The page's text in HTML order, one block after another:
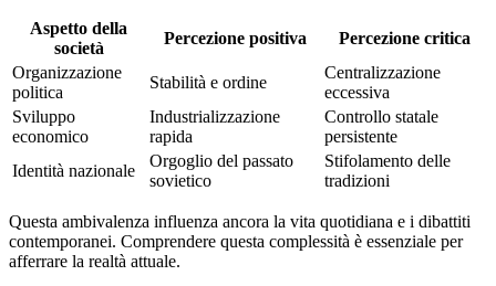
Aspetto della
società
Percezione positiva
Percezione critica
Organizzazione
politica
Stabilità e ordine
Centralizzazione
eccessiva
Sviluppo
economico
Industrializzazione
rapida
Controllo statale
persistente
Identità nazionale
Orgoglio del passato
sovietico
Stifolamento delle
tradizioni
Questa ambivalenza influenza ancora la vita quotidiana e i dibattiti
contemporanei. Comprendere questa complessità è essenziale per
afferrare la realtà attuale.